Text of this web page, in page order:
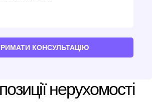
КОНСУЛЬТАЦІЮ
нерухомості